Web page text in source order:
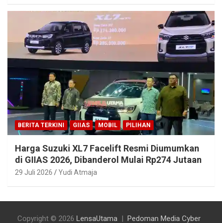
BERITA TERKINI GIIAS MOBIL PILIHAN
Harga Suzuki XL7 Facelift Resmi Diumumkan
di GIIAS 2026, Dibanderol Mulai Rp274 Jutaan
29 Juli 2026 Yudi Atmaja
Copyright © 2026 LensaUtama Pedoman Media Cyber